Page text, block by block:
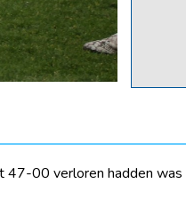
00 verloren hadden